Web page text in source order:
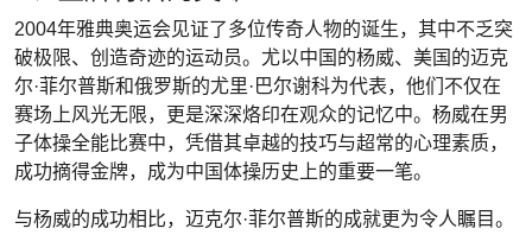
2004年雅典奥运会见证了多位传奇人物的诞生，其中不乏突
破极限、创造奇迹的运动员。尤以中国的杨威、美国的迈克
尔·菲尔普斯和俄罗斯的尤里·巴尔谢科为代表，他们不仅在
赛场上风光无限，更是深深烙印在观众的记忆中。杨威在男
子体操全能比赛中，凭借其卓越的技巧与超常的心理素质，
成功摘得金牌，成为中国体操历史上的重要一笔。
与杨威的成功相比，迈克尔·菲尔普斯的成就更为令人瞩目。